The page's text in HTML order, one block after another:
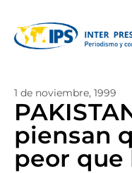
1 de noviembre, 1999
piensan
peor que